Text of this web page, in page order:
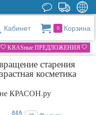
Кабинет 0 Корзина
KRASные ПРЕДЛОЖЕНИЯ
старения
косметика
КРАСОН.ру